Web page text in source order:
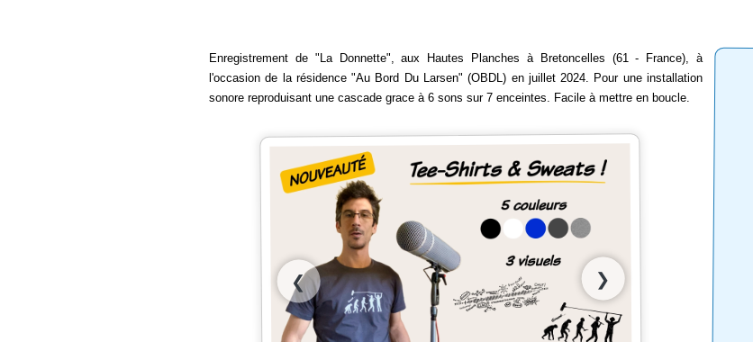
Enregistrement de "La Donnette", aux Hautes Planches à Bretoncelles (61 - France), à
l'occasion de la résidence "Au Bord Du Larsen" (OBDL) en juillet 2024. Pour une installation
sonore reproduisant une cascade grace à 6 sons sur 7 enceintes. Facile à mettre en boucle.
❮ ❯